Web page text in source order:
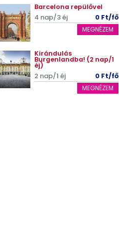
Barcelona repülővel
4 nap/3 éj 0 Ft/fő
MEGNÉZEM
Kirándulás
Burgenlandba! (2 nap/1
éj)
2 nap/1 éj 0 Ft/fő
MEGNÉZEM